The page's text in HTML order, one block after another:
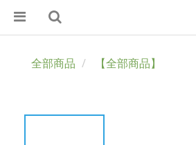
全部商品 【全部商品】